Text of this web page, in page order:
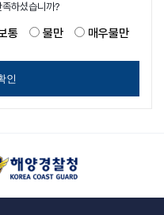
하셨습니까?
통 불만 매우불만
인